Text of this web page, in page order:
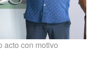
acto con motivo